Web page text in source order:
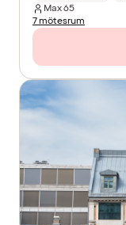
Max65
7 mötesrum